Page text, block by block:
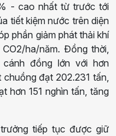
- cao nhất từ trước tới
tiết kiệm nước trên diện
phần giảm phát thải khí
ha/năm. Đồng thời,
đồng lớn với hơn
đạt 202.231 tấn,
hơn 151 nghìn tấn, tăng
tiếp tục được giữ